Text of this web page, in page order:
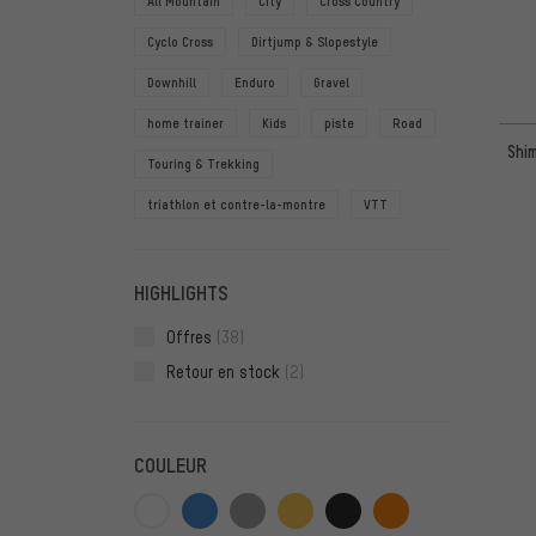
Cyclo Cross Dirtjump & Slopestyle
Downhill Enduro Gravel
home trainer Kids piste Road
Touring & Trekking
triathlon et contre-la-montre VTT
HIGHLIGHTS
Offres (38)
Retour en stock (2)
COULEUR